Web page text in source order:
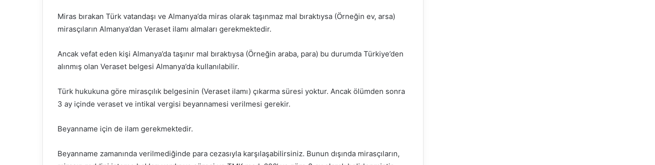
Miras bırakan Türk vatandaşı ve Almanya’da miras olarak taşınmaz mal bıraktıysa (Örneğin ev, arsa)
mirasçıların Almanya’dan Veraset ilamı almaları gerekmektedir.
Ancak vefat eden kişi Almanya’da taşınır mal bıraktıysa (Örneğin araba, para) bu durumda Türkiye’den
alınmış olan Veraset belgesi Almanya’da kullanılabilir.
Türk hukukuna göre mirasçılık belgesinin (Veraset ilamı) çıkarma süresi yoktur. Ancak ölümden sonra
3 ay içinde veraset ve intikal vergisi beyannamesi verilmesi gerekir.
Beyanname için de ilam gerekmektedir.
Beyanname zamanında verilmediğinde para cezasıyla karşılaşabilirsiniz. Bunun dışında mirasçıların,